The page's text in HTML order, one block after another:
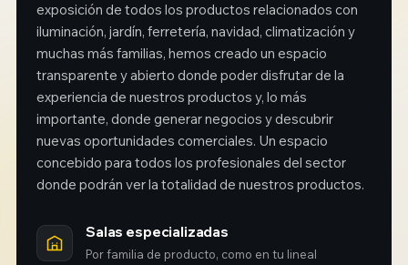
exposición de todos los productos relacionados con
iluminación, jardín, ferretería, navidad, climatización y
muchas más familias, hemos creado un espacio
transparente y abierto donde poder disfrutar de la
experiencia de nuestros productos y, lo más
importante, donde generar negocios y descubrir
nuevas oportunidades comerciales. Un espacio
concebido para todos los profesionales del sector
donde podrán ver la totalidad de nuestros productos.
Salas especializadas
Por familia de producto, como en tu lineal